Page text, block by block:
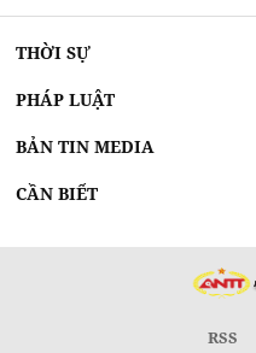
THỜI SỰ
PHÁP LUẬT
BẢN TIN MEDIA
CẦN BIẾT
RSS